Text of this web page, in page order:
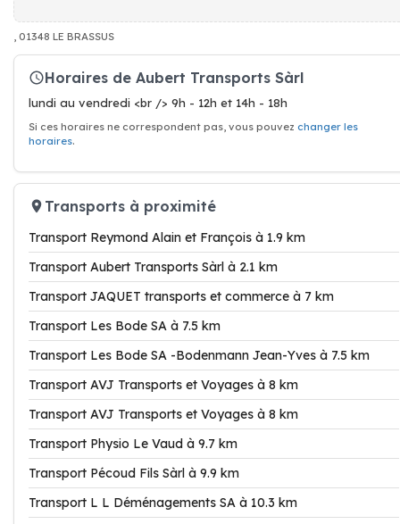
, 01348 LE BRASSUS
Horaires de Aubert Transports Sàrl
lundi au vendredi <br /> 9h - 12h et 14h - 18h
Si ces horaires ne correspondent pas, vous pouvez changer les
horaires.
Transports à proximité
Transport Reymond Alain et François à 1.9 km
Transport Aubert Transports Sàrl à 2.1 km
Transport JAQUET transports et commerce à 7 km
Transport Les Bode SA à 7.5 km
Transport Les Bode SA -Bodenmann Jean-Yves à 7.5 km
Transport AVJ Transports et Voyages à 8 km
Transport AVJ Transports et Voyages à 8 km
Transport Physio Le Vaud à 9.7 km
Transport Pécoud Fils Sàrl à 9.9 km
Transport L L Déménagements SA à 10.3 km